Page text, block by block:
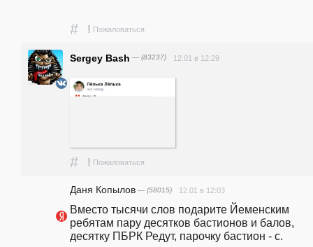
# ! Пожаловаться
Sergey Bash — (83237) 12.01 в 12:29
# ! Пожаловаться
Даня Копылов — (58015) 12.01 в 12:03
Вместо тысячи слов подарите Йеменским
ребятам пару десятков бастионов и балов,
десятку ПБРК Редут, парочку бастион - с.